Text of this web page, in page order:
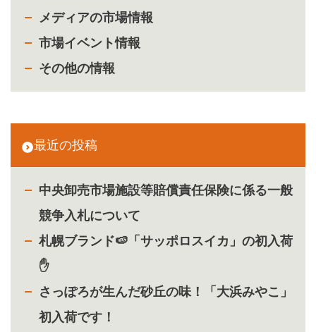
メディアの市場情報
市場イベント情報
その他の情報
最近の投稿
中央卸売市場施設等賠償責任保険に係る一般
競争入札について
札幌ブランド🍉「サッポロスイカ」の初入荷
✋
さっぽろが生んだ砂丘の味！「大浜みやこ」
初入荷です！